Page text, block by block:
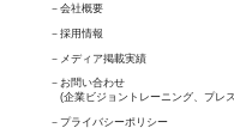
会社概要
採用情報
メディア掲載実績
お問い合わせ
(企業ビジョントレーニング、プレ
プライバシーポリシー